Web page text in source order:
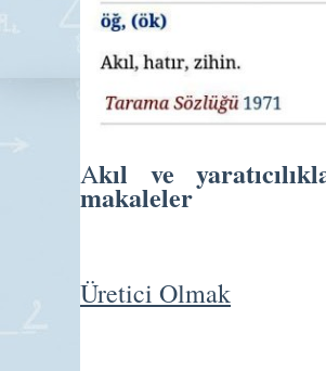
Akıl ve
makaleler
Üretici Olmak